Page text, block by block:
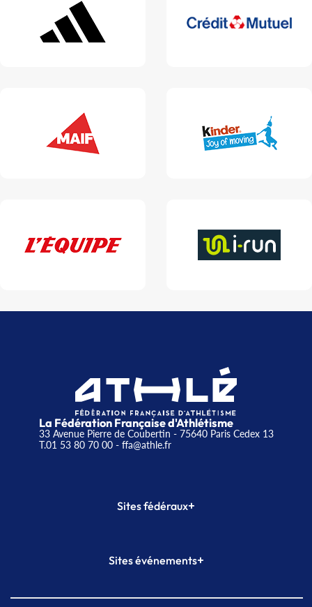
La Fédération Française d'Athlétisme
33 Avenue Pierre de Coubertin - 75640 Paris Cedex 13
T.01 53 80 70 00- ffa@athle.fr
Sites fédéraux+
Plateforme Formation
Sites événements+
Meeting de Paris indoor